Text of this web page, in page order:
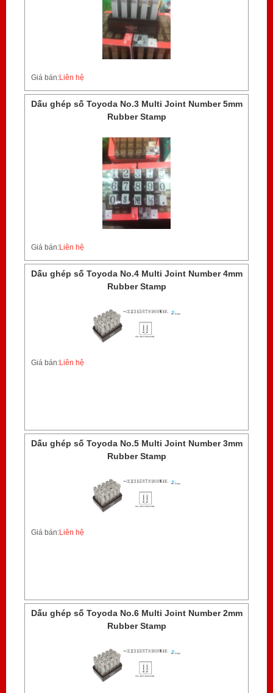
Giá bán:Liên hệ
Dấu ghép số Toyoda No.3 Multi Joint Number 5mm
Rubber Stamp
Giá bán:Liên hệ
Dấu ghép số Toyoda No.4 Multi Joint Number 4mm
Rubber Stamp
Giá bán:Liên hệ
Dấu ghép số Toyoda No.5 Multi Joint Number 3mm
Rubber Stamp
Giá bán:Liên hệ
Dấu ghép số Toyoda No.6 Multi Joint Number 2mm
Rubber Stamp